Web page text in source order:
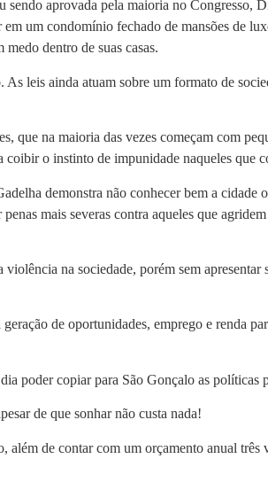
aprovada pela maioria no Congresso,
um condomínio fechado de mansões de
dentro de suas casas.
leis ainda atuam sobre um formato de
que na maioria das vezes começam com
o instinto de impunidade naqueles que
demonstra não conhecer bem a cidade
mais severas contra aqueles que
na sociedade, porém sem apresentar
de oportunidades, emprego e renda
poder copiar para São Gonçalo as políticas
de que sonhar não custa nada!
de contar com um orçamento anual três